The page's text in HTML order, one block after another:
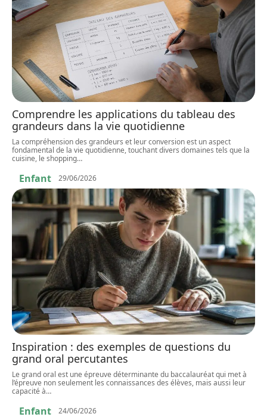
Comprendre les applications du tableau des
grandeurs dans la vie quotidienne
La compréhension des grandeurs et leur conversion est un aspect
fondamental de la vie quotidienne, touchant divers domaines tels que la
cuisine, le shopping…
Enfant 29/06/2026
Inspiration : des exemples de questions du
grand oral percutantes
Le grand oral est une épreuve déterminante du baccalauréat qui met à
l’épreuve non seulement les connaissances des élèves, mais aussi leur
capacité à…
Enfant 24/06/2026